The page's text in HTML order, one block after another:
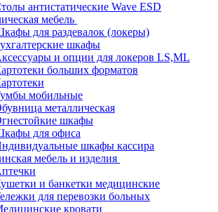
антистатические Wave ESD
мебель
для раздевалок (локеры)
шкафы
и опции для локеров LS,ML
больших форматов
мобильные
металлическая
шкафы
для офиса
шкафы кассира
мебель и изделия
и банкетки медицинские
для перевозки больных
кровати